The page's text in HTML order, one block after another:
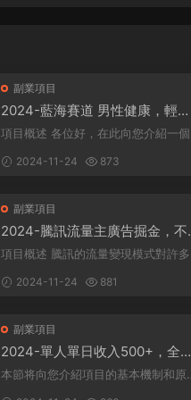
副業項目
2024-藍海賽道 男性健康，輕松
日入500+
項目概述 各位好，在此向您介紹一個
衆所周知...
2024-11-24 873
副業項目
2024-騰訊流量主廣告掘金，不
一樣的自撸玩法，日賺500-1000
項目概述 騰訊的流量變現模式對許多
式有所了...
2024-11-24 881
副業項目
2024-單人單日收入500+，全網
最新聊天賺米！适合所有人群簡
本節将向您介紹項目的基本機制和原